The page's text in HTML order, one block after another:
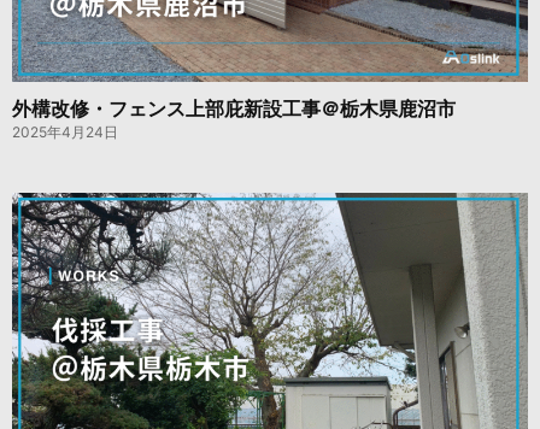
外構改修・フェンス上部庇新設工事＠栃木県鹿沼市
2025年4月24日